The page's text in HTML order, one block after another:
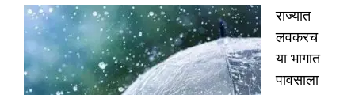
राज्यात
लवकरच
या भागात
पावसाला